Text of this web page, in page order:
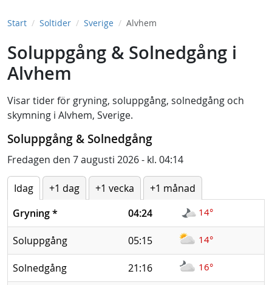
Start Soltider Sverige Alvhem
Soluppgång & Solnedgång i
Alvhem
Visar tider för gryning, soluppgång, solnedgång och
skymning i Alvhem, Sverige.
Soluppgång & Solnedgång
Fredagen den 7 augusti 2026 - kl. 04:14
Idag +1 dag +1 vecka
+1 månad
Gryning* 04:24 14°
Soluppgång 05:15 14°
Solnedgång 21:16 16°